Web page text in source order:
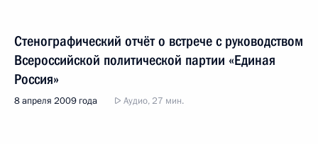
Стенографический отчёт о встрече с руководством
Всероссийской политической партии «Единая
Россия»
8 апреля 2009 года Аудио, 27 мин.